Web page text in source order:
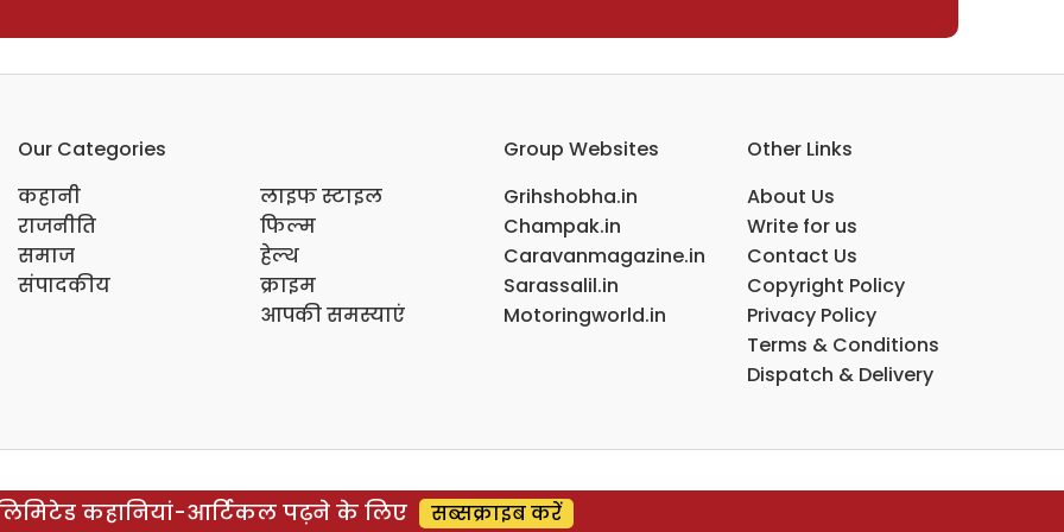
Our Categories
कहानी
राजनीति
समाज
संपादकीय
लाइफ स्टाइल
फिल्म
हेल्थ
क्राइम
आपकी समस्याएं
Group Websites
Grihshobha.in
Champak.in
Caravanmagazine.in
Sarassalil.in
Motoringworld.in
Other Links
About Us
Write for us
Contact Us
Copyright Policy
Privacy Policy
Terms & Conditions
Dispatch & Delivery
कहानियां-आर्टिकल पढ़ने के लिए सब्सक्राइब करें